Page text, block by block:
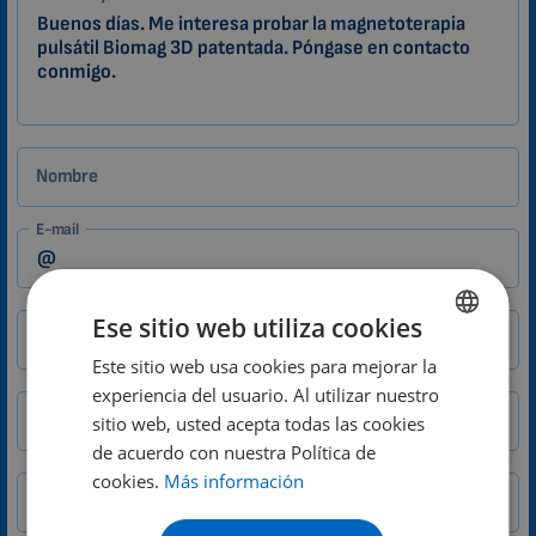
ES
Zákazník
Nombre
E-mail
CP
Teléfono
ENGLISH
DUTCH
GERMAN
SPANISH
Ese sitio web utiliza cookies
Este sitio web usa cookies para mejorar la
experiencia del usuario. Al utilizar nuestro
sitio web, usted acepta todas las cookies
de acuerdo con nuestra Política de
cookies. Más información